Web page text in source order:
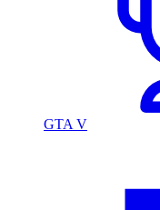
GTA V